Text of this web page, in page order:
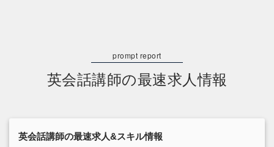
英会話講師の最速求人情報
英会話講師の最速求人&スキル情報